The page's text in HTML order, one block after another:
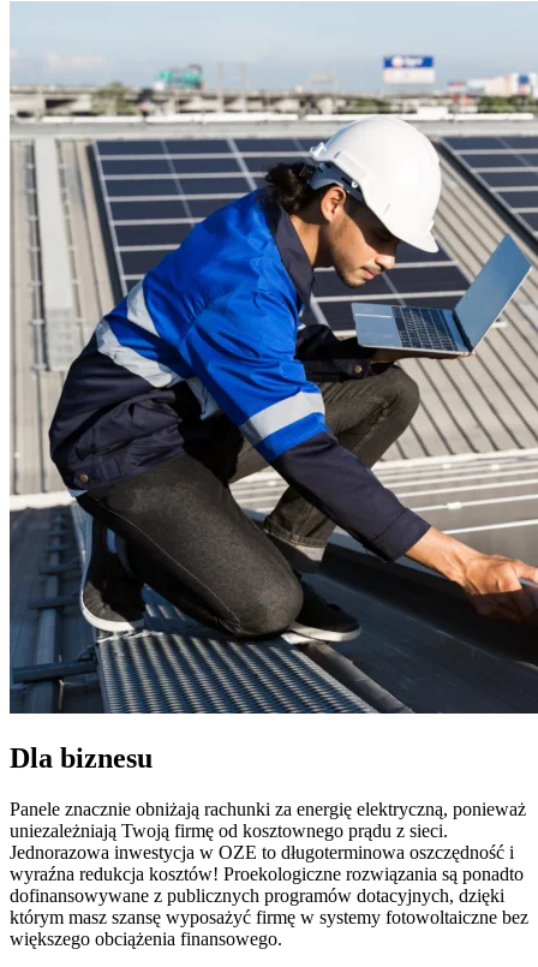
Dla biznesu
Panele znacznie obniżają rachunki za energię elektryczną, ponieważ
uniezależniają Twoją firmę od kosztownego prądu z sieci.
Jednorazowa inwestycja w OZE to długoterminowa oszczędność i
wyraźna redukcja kosztów! Proekologiczne rozwiązania są ponadto
dofinansowywane z publicznych programów dotacyjnych, dzięki
którym masz szansę wyposażyć firmę w systemy fotowoltaiczne bez
większego obciążenia finansowego.